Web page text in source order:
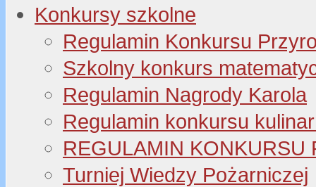
Konkursy szkolne
Regulamin Konkursu
Szkolny konkurs
Regulamin Nagrody Karola
Regulamin konkursu
REGULAMIN KONKURSU
Turniej Wiedzy Pożarniczej